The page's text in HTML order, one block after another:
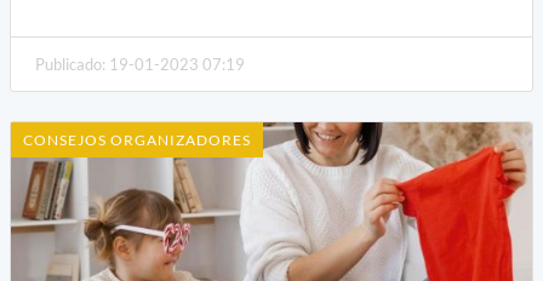
Publicado: 19-01-2023 07:19
CONSEJOS ORGANIZADORES